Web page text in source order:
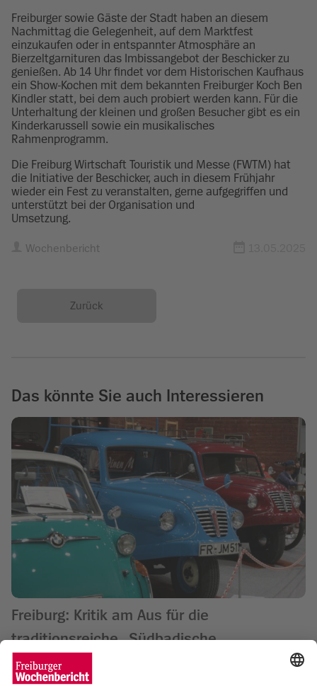
Freiburger sowie Gäste der Stadt haben an diesem
Nachmittag die Gelegenheit, auf dem Marktfest
einzukaufen oder in entspannter Atmosphäre an
Bierzeltgarnituren das Imbissangebot der Beschicker zu
genießen. Ab 14 Uhr findet vor dem Historischen Kaufhaus
ein Show-Kochen mit dem bekannten Freiburger Koch Ben
Kindler statt, bei dem auch probiert werden kann. Für die
Unterhaltung der kleinen und großen Besucher gibt es ein
Kinderkarussell sowie ein musikalisches
Rahmenprogramm.
Die Freiburg Wirtschaft Touristik und Messe (FWTM) hat
die Initiative der Beschicker, auch in diesem Frühjahr
wieder ein Fest zu veranstalten, gerne aufgegriffen und
unterstützt bei der Organisation und
Umsetzung.
Wochenbericht
Zurück
Das könnte Sie auch Interessieren
Freiburg: Kritik am Aus für die
traditionsreiche „Südbadische
Gebrauchtwagen-Messe“